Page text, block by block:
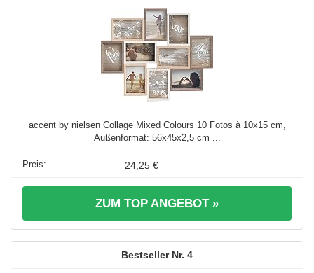
accent by nielsen Collage Mixed Colours 10 Fotos à 10x15 cm,
Außenformat: 56x45x2,5 cm ...
24,25 €
ZUM TOP ANGEBOT »
4